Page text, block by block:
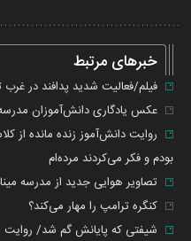
خبرهای مرتبط
فیلم/فعالیت شدید پدافند در غرب
عکس یادگاری دانش‌آموزان
بودم و فکر می‌کردند مرده‌ام
تصاویر هوایی جدید از مدرسه
کنگره ترامپ را مهار می‌کند؟
شیفتی که پایانش گم شد/ روایت